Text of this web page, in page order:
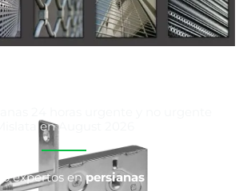
Mislata en August 2026
expertos enpersianas en Mislata